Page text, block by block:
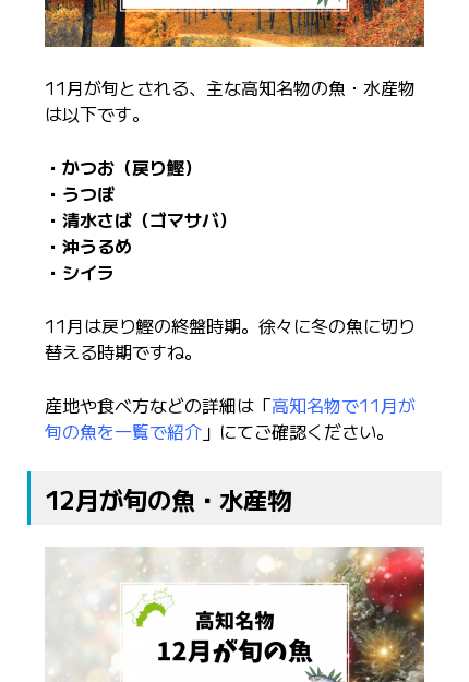
11月が旬とされる、主な高知名物の魚・水産物
は以下です。
・かつお（戻り鰹）
・うつぼ
・清水さば（ゴマサバ）
・沖うるめ
・シイラ
11月は戻り鰹の終盤時期。徐々に冬の魚に切り
替える時期ですね。
産地や食べ方などの詳細は「高知名物で11月が
旬の魚を一覧で紹介 」にてご確認ください。
12月が旬の魚・水産物